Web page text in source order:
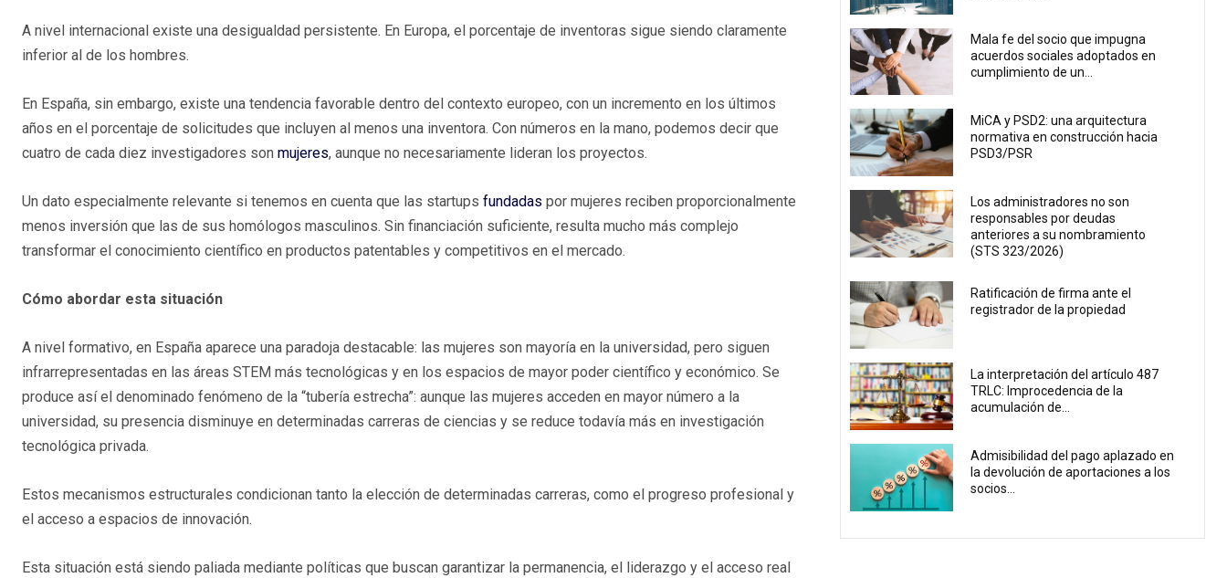
A nivel internacional existe una desigualdad persistente. En Europa, el porcentaje de inventoras sigue siendo claramente
inferior al de los hombres.
En España, sin embargo, existe una tendencia favorable dentro del contexto europeo, con un incremento en los últimos
años en el porcentaje de solicitudes que incluyen al menos una inventora. Con números en la mano, podemos decir que
cuatro de cada diez investigadores son mujeres, aunque no necesariamente lideran los proyectos.
Un dato especialmente relevante si tenemos en cuenta que las startups fundadas por mujeres reciben proporcionalmente
menos inversión que las de sus homólogos masculinos. Sin financiación suficiente, resulta mucho más complejo
transformar el conocimiento científico en productos patentables y competitivos en el mercado.
Cómo abordar esta situación
A nivel formativo, en España aparece una paradoja destacable: las mujeres son mayoría en la universidad, pero siguen
infrarrepresentadas en las áreas STEM más tecnológicas y en los espacios de mayor poder científico y económico. Se
produce así el denominado fenómeno de la “tubería estrecha”: aunque las mujeres acceden en mayor número a la
universidad, su presencia disminuye en determinadas carreras de ciencias y se reduce todavía más en investigación
tecnológica privada.
Estos mecanismos estructurales condicionan tanto la elección de determinadas carreras, como el progreso profesional y
el acceso a espacios de innovación.
Esta situación está siendo paliada mediante políticas que buscan garantizar la permanencia, el liderazgo y el acceso real
Mala fe del socio que impugna
acuerdos sociales adoptados en
cumplimiento de un...
MiCA y PSD2: una arquitectura
normativa en construcción hacia
PSD3/PSR
Los administradores no son
responsables por deudas
anteriores a su nombramiento
(STS 323/2026)
Ratificación de firma ante el
registrador de la propiedad
La interpretación del artículo 487
TRLC: Improcedencia de la
acumulación de...
Admisibilidad del pago aplazado en
la devolución de aportaciones a los
socios...